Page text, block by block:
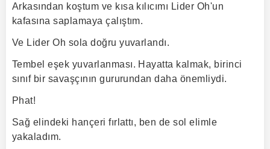
Arkasından koştum ve kısa kılıcımı Lider Oh'un
kafasına saplamaya çalıştım.
Ve Lider Oh sola doğru yuvarlandı.
Tembel eşek yuvarlanması. Hayatta kalmak, birinci
sınıf bir savaşçının gururundan daha önemliydi.
Phat!
Sağ elindeki hançeri fırlattı, ben de sol elimle
yakaladım.